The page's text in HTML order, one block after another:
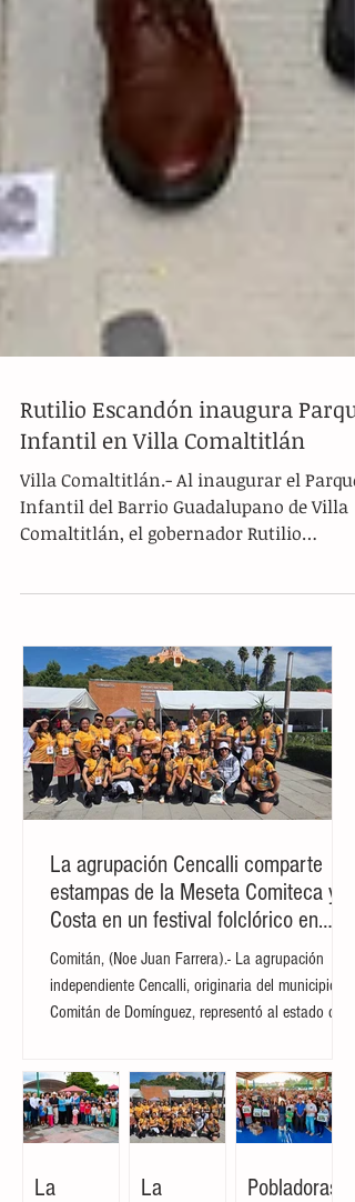
Rutilio Escandón inaugura Parque
Infantil en Villa Comaltitlán
Villa Comaltitlán.- Al inaugurar el Parque
Infantil del Barrio Guadalupano de Villa
La agrupación Cencalli comparte
estampas de la Meseta Comiteca y la
Costa en un festival folclórico en
Cholula
Comitán, (Noe Juan Farrera).- La agrupación
Chiapas en el Primer Festival Nacional Vive el
Folclor, celebrado en la localidad de San Andrés
Cholula, Puebla. La compañía de danza,
profesiones, financió su traslado y participación